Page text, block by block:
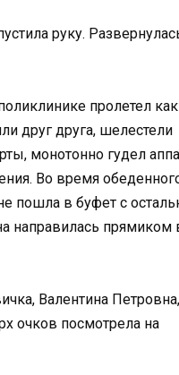
руку.
пролетел
друг друга, шелестели
монотонно гудел
Во время
пошла в буфет с
направилась прямиком
Валентина Петровна,
очков посмотрела на